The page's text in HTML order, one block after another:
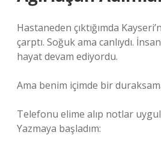
Hastaneden çıktığımda
çarptı. Soğuk ama canlıydı.
hayat devam ediyordu.
Ama benim içimde bir
Telefonu elime alıp notlar
Yazmaya başladım: